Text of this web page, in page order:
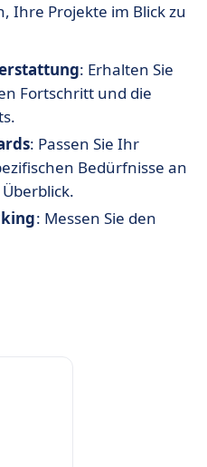
Ihre Projekte im Blick zu
: Erhalten Sie
Fortschritt und die
: Passen Sie Ihr
Bedürfnisse an
: Messen Sie den